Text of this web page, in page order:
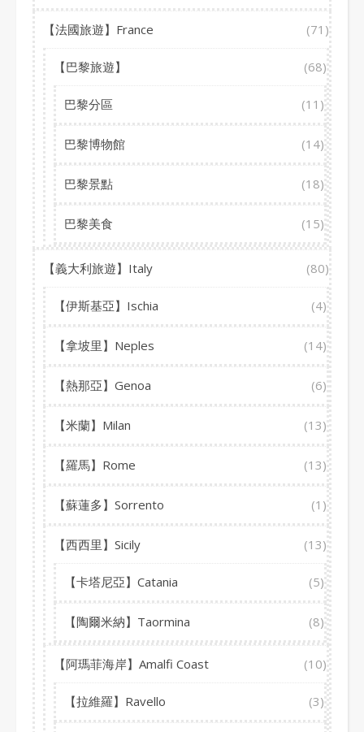
【法國旅遊】France (71)
【巴黎旅遊】 (68)
巴黎分區 (11)
巴黎博物館 (14)
巴黎景點 (18)
巴黎美食 (15)
【義大利旅遊】Italy (80)
【伊斯基亞】Ischia (4)
【拿坡里】Neples (14)
【熱那亞】Genoa (6)
【米蘭】Milan (13)
【羅馬】Rome (13)
【蘇蓮多】Sorrento (1)
【西西里】Sicily (13)
【卡塔尼亞】Catania (5)
【陶爾米納】Taormina (8)
【阿瑪菲海岸】Amalfi Coast (10)
【拉維羅】Ravello (3)